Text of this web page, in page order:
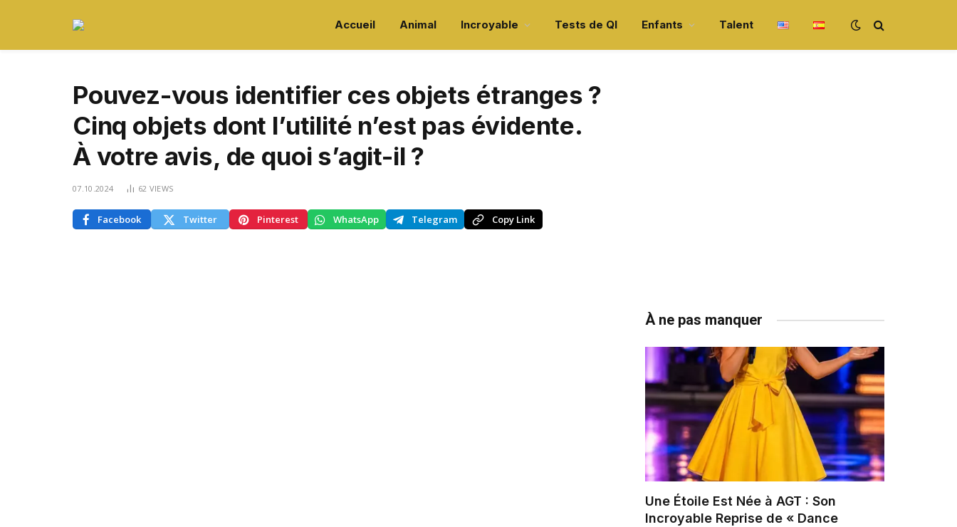
Accueil Animal Incroyable Tests de QI Enfants Talent
Pouvez-vous identifier ces objets étranges ?
Cinq objets dont l’utilité n’est pas évidente.
À votre avis, de quoi s’agit-il ?
07.10.2024 62 VIEWS
Facebook Twitter Pinterest WhatsApp Telegram Copy Link
À ne pas manquer
Une Étoile Est Née à AGT : Son
Incroyable Reprise de « Dance